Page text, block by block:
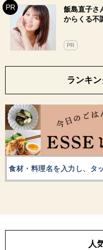
飯島直子さ
からくる不
PR
ランキ
人